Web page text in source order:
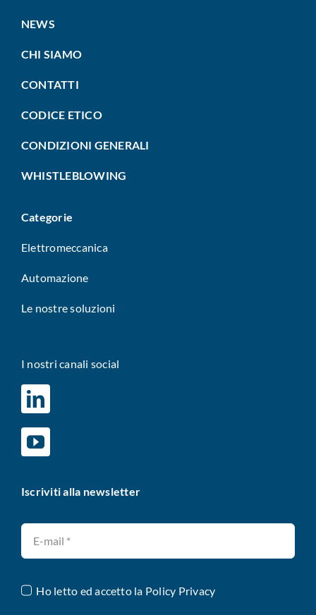
NEWS
CHI SIAMO
CONTATTI
CODICE ETICO
CONDIZIONI GENERALI
WHISTLEBLOWING
Categorie
Elettromeccanica
Automazione
Le nostre soluzioni
I nostri canali social
Iscriviti alla newsletter
Ho letto ed accetto la Policy Privacy